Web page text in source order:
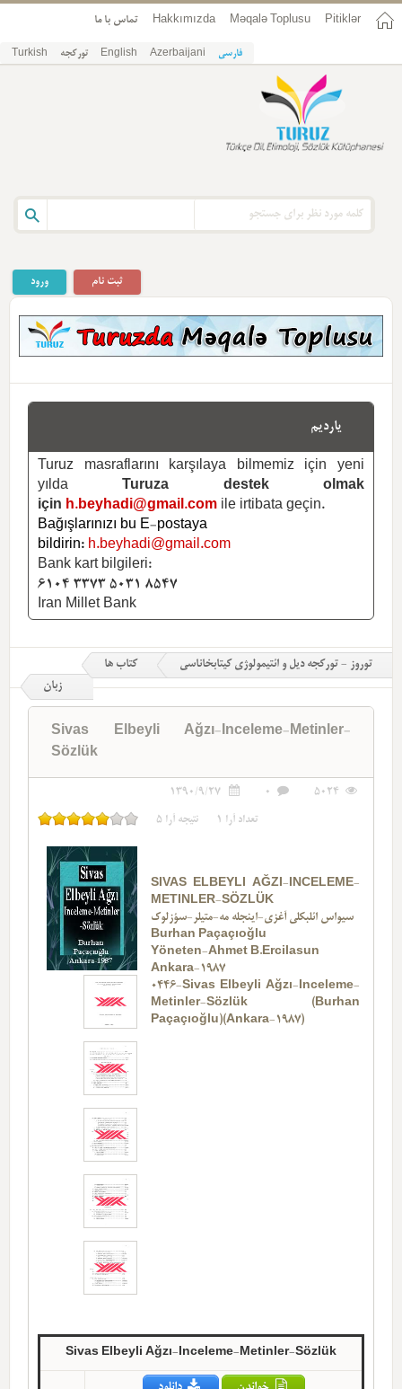
Pitiklər
Məqalə Toplusu
Hakkımızda تماس با ما
فارسی Azerbaijani
English تورکجه Turkish
ورود ثبت نام
یاردیم
Turuz masraflarını karşılaya bilmemiz için yeni
yılda
Turuza destek olmak
için h.beyhadi@gmail.com ile irtibata geçin.
Bağışlarınızı bu E-postaya
bildirin: h.beyhadi@gmail.com
Bank kart bilgileri:
6104 3373 5031 8547
Iran Millet Bank
توروز - تورکجه دیل و ائتیمولوژی کیتابخاناسی
کتاب ها
زبان
Sivas Elbeyli Ağzı-Inceleme-Metinler-
Sözlük
5024
0
1390/9/27
تعداد آرا 1 نتیجه آرا 5
SIVAS ELBEYLI AĞZI-INCELEME-
METINLER-SÖZLÜK
سیواس ائلبکلی آغزی-اینجله مه-متیلر-سؤزلوک
Burhan Paçaçıoğlu
Yöneten-Ahmet B.Ercilasun
Ankara-1987
0446-Sivas Elbeyli Ağzı-Inceleme-
Metinler-Sözlük (Burhan
Paçaçıoğlu)(Ankara-1987)
Sivas Elbeyli Ağzı-Inceleme-Metinler-Sözlük